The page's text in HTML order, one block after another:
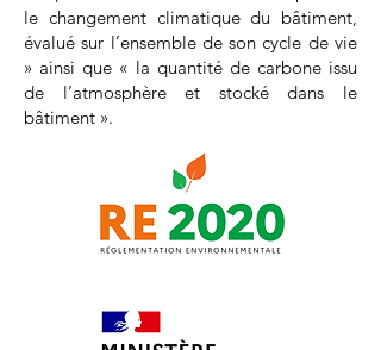
le changement climatique du bâtiment,
évalué sur l’ensemble de son cycle de vie
» ainsi que « la quantité de carbone issu
de l’atmosphère et stocké dans le
bâtiment ».